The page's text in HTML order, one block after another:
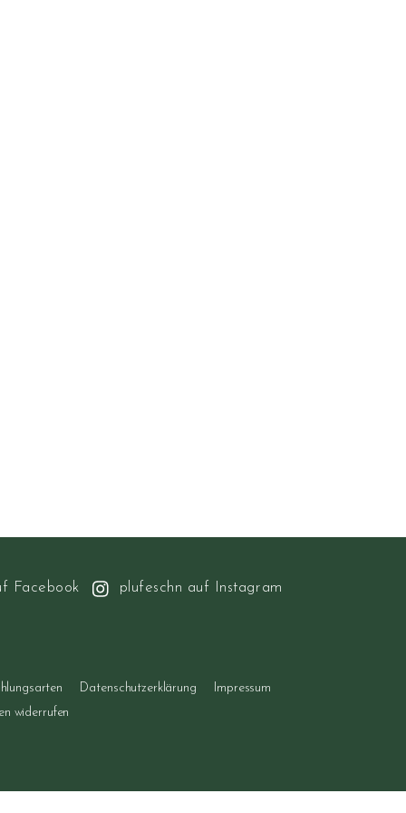
Facebook
plufeschn auf Instagram
Datenschutzerklärung
Impressum
widerrufen